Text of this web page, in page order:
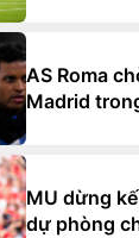
AS Roma
Madrid
MU dừng
dự phòng